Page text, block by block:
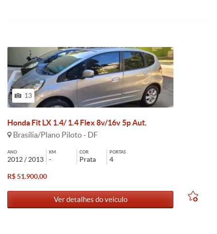
13
Honda Fit LX 1.4/ 1.4 Flex 8v/16v 5p Aut.
Brasília/Plano Piloto - DF
ANO
2012 / 2013
KM
-
COR
Prata
PORTAS
4
R$ 51.900,00
Ver detalhes do veículo